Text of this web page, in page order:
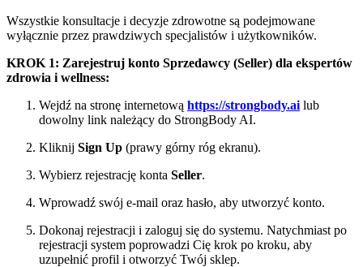
Wszystkie konsultacje i decyzje zdrowotne są podejmowane
wyłącznie przez prawdziwych specjalistów i użytkowników.
KROK 1: Zarejestruj konto Sprzedawcy (Seller) dla ekspertów
zdrowia i wellness:
Wejdź na stronę internetową https://strongbody.ai lub
dowolny link należący do StrongBody AI.
Kliknij Sign Up (prawy górny róg ekranu).
Wybierz rejestrację konta Seller.
Wprowadź swój e-mail oraz hasło, aby utworzyć konto.
Dokonaj rejestracji i zaloguj się do systemu. Natychmiast po
rejestracji system poprowadzi Cię krok po kroku, aby
uzupełnić profil i otworzyć Twój sklep.